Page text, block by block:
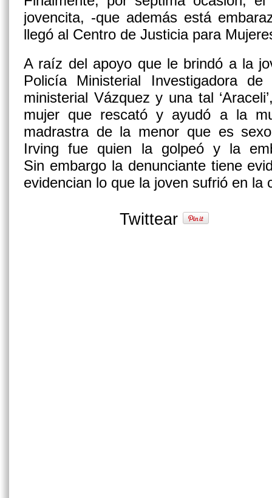
jovencita, -que además está
llegó al Centro de Justicia para
A raíz del apoyo que le brindó a la
Policía Ministerial Investigadora
ministerial Vázquez y una tal
mujer que rescató y ayudó a la
madrastra de la menor que es
Irving fue quien la golpeó y la
Sin embargo la denunciante tiene
evidencian lo que la joven sufrió en la
Twittear